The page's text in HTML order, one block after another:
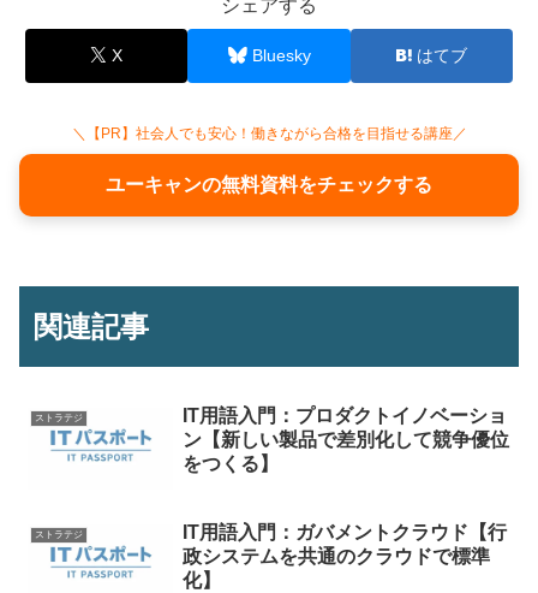
シェアする
X Bluesky はてブ
＼【PR】社会人でも安心！働きながら合格を目指せる講座／
ユーキャンの無料資料をチェックする
関連記事
ストラテジ
IT用語入門：プロダクトイノベーショ
ン【新しい製品で差別化して競争優位
をつくる】
ストラテジ
IT用語入門：ガバメントクラウド【行
政システムを共通のクラウドで標準
化】